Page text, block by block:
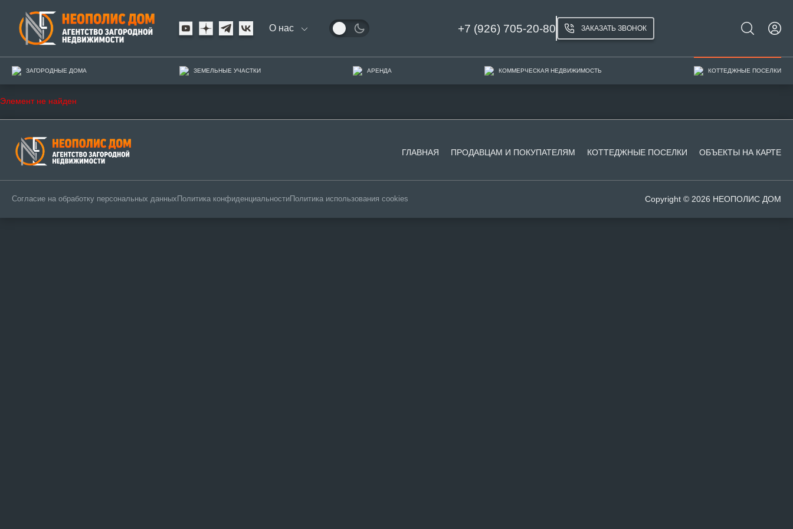
О нас +7 (926) 705-20-80 ЗАКАЗАТЬ ЗВОНОК
ЗАГОРОДНЫЕ ДОМА ЗЕМЕЛЬНЫЕ УЧАСТКИ АРЕНДА КОММЕРЧЕСКАЯ НЕДВИЖИМОСТЬ КОТТЕДЖНЫЕ ПОСЕЛКИ
Элемент не найден
ГЛАВНАЯ ПРОДАВЦАМ И ПОКУПАТЕЛЯМ КОТТЕДЖНЫЕ ПОСЕЛКИ ОБЪЕКТЫ НА КАРТЕ
Согласие на обработку персональных данных Политика конфиденциальностиПолитика использования cookies Copyright © 2026 НЕОПОЛИС ДОМ